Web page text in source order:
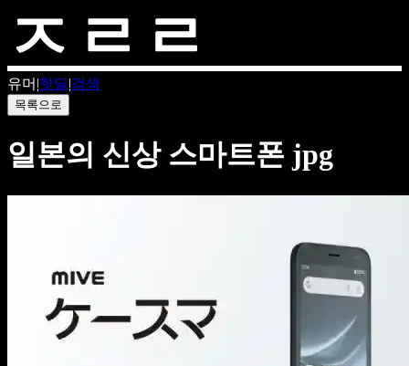
유머 |핫딜|검색
목록으로
일본의 신상 스마트폰 jpg